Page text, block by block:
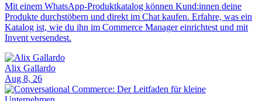
Mit einem WhatsApp-Produktkatalog können Kund:innen deine
Produkte durchstöbern und direkt im Chat kaufen. Erfahre, was ein
Katalog ist, wie du ihn im Commerce Manager einrichtest und mit
Invent versendest.
Alix Gallardo
Aug 8, 26